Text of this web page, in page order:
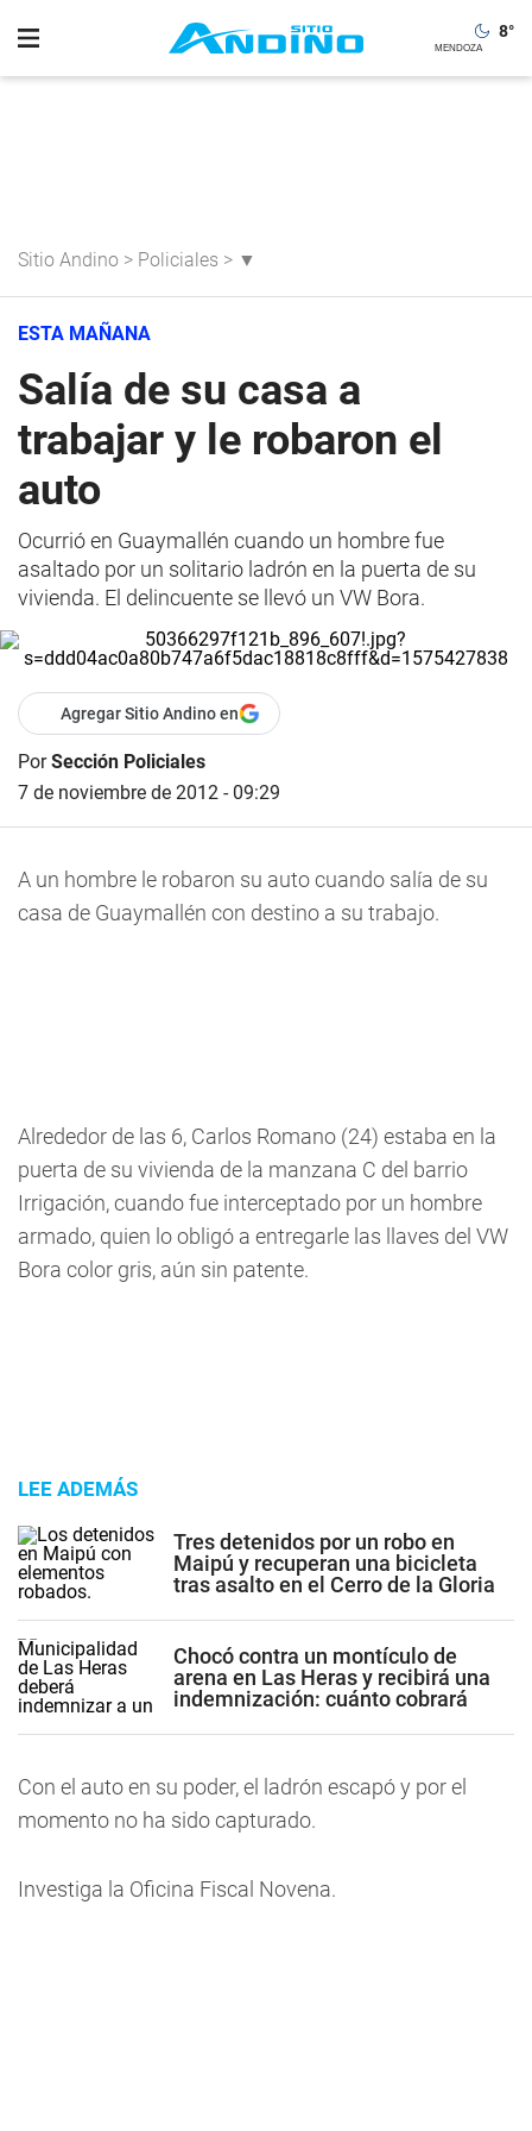
8°
Sitio Andino > Policiales > ▼
ESTA MAÑANA
Salía de su casa a
trabajar y le robaron el
auto
Ocurrió en Guaymallén cuando un hombre fue
asaltado por un solitario ladrón en la puerta de su
vivienda. El delincuente se llevó un VW Bora.
Agregar Sitio Andino en
PorSección Policiales
7 de noviembre de 2012 - 09:29
A un hombre le robaron su auto cuando salía de su
casa de Guaymallén con destino a su trabajo.
Alrededor de las 6, Carlos Romano (24) estaba en la
puerta de su vivienda de la manzana C del barrio
Irrigación, cuando fue interceptado por un hombre
armado, quien lo obligó a entregarle las llaves del VW
Bora color gris, aún sin patente.
LEE ADEMÁS
Tres detenidos por un robo en
Maipú y recuperan una bicicleta
tras asalto en el Cerro de la Gloria
Chocó contra un montículo de
arena en Las Heras y recibirá una
indemnización: cuánto cobrará
Con el auto en su poder, el ladrón escapó y por el
momento no ha sido capturado.
Investiga la Oficina Fiscal Novena.